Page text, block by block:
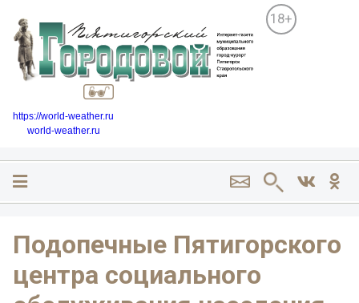
18+
https://world-weather.ru
world-weather.ru
Подопечные Пятигорского
центра социального